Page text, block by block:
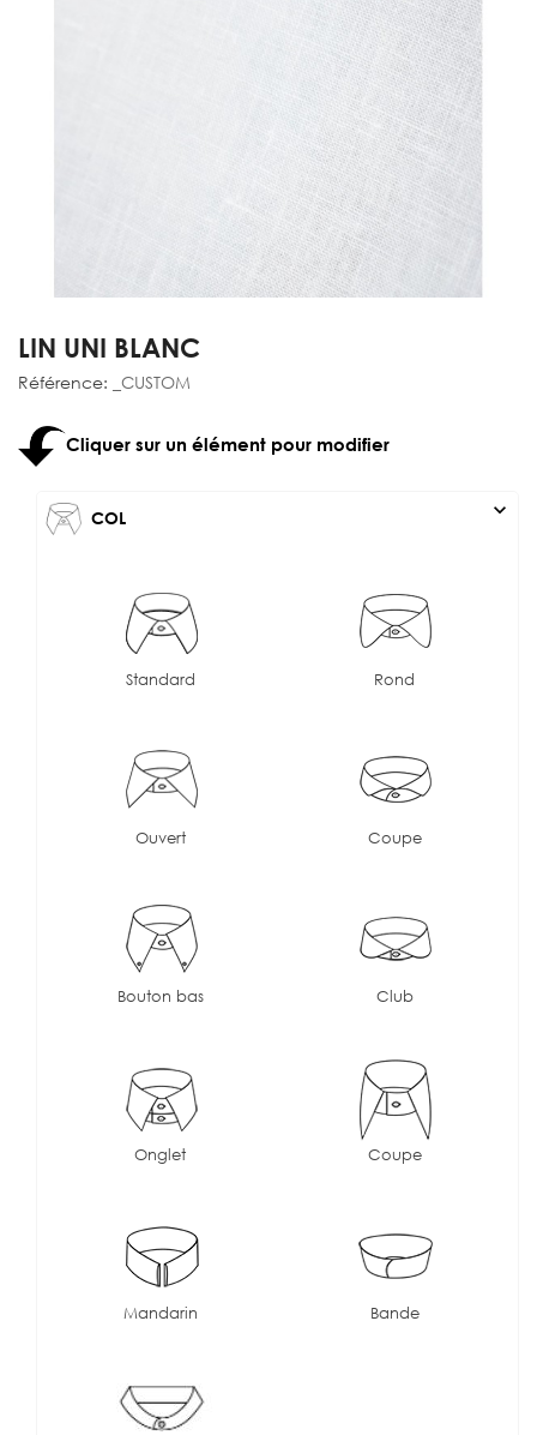
LIN UNI BLANC
Référence: _CUSTOM
Cliquer sur un élément pour modifier
COL expand_more
Standard Rond
Ouvert Coupe
Bouton bas Club
Onglet Coupe
Mandarin Bande